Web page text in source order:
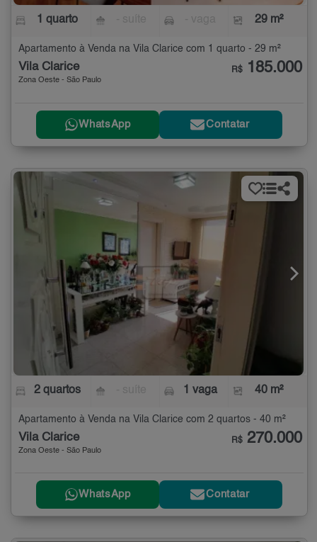
1 quarto 29 m²
Apartamento à Venda na Vila Clarice com 1 quarto - 29 m²
Vila Clarice
Zona Oeste - São Paulo
R$ 185.000
WhatsApp Contatar
2 quartos 1 vaga 40 m²
Apartamento à Venda na Vila Clarice com 2 quartos - 40 m²
Vila Clarice
Zona Oeste - São Paulo
R$ 270.000
WhatsApp Contatar